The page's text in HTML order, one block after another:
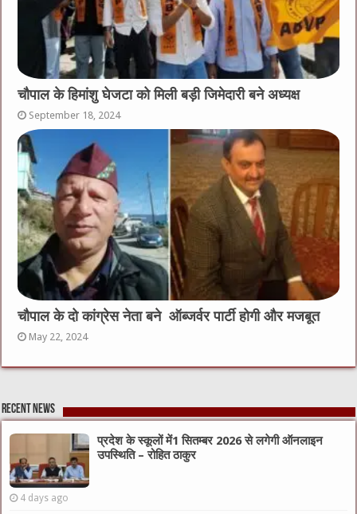
चौपाल के हिमांशु घेजटा को मिली बड़ी जिमेदारी बने अध्यक्ष
September 18, 2024
चौपाल के दो कांग्रेस नेता बने ऑब्जर्वर पार्टी होगी और मजबूत
May 22, 2024
Recent News
प्रदेश के स्कूलों में1 सितम्बर 2026 से लगेगी ऑनलाइन
उपस्थिति – रोहित ठाकुर
4 days ago